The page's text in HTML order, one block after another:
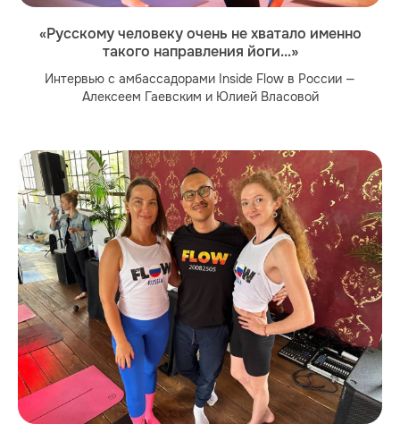
«Русскому человеку очень не хватало именно
такого направления йоги...»
Интервью с амбассадорами Inside Flow в России —
Алексеем Гаевским и Юлией Власовой